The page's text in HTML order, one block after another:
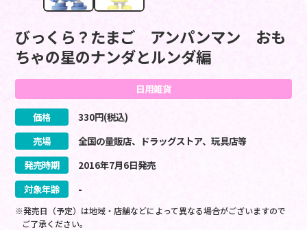
びっくら？たまご アンパンマン おも
ちゃの星のナンダとルンダ編
日用雑貨
価格 330円(税込)
売場
全国の量販店、ドラッグストア、玩具店等
発売時期
2016年7月6日発売
対象年齢
-
※発売日（予定）は地域・店舗などによって異なる場合がございますので
ご了承ください。